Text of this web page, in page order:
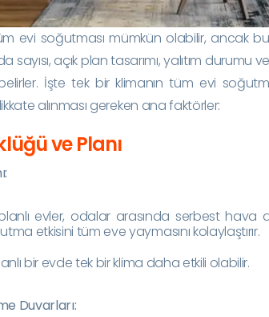
evi soğutması mümkün olabilir, ancak
sayısı, açık plan tasarımı, yalıtım
İşte tek bir klimanın tüm evi
alınması gereken ana faktörler:
ve Planı
evler, odalar arasında serbest hava
etkisini tüm eve yaymasını kolaylaştırır.
bir evde tek bir klima daha etkili olabilir.
Duvarları: